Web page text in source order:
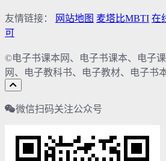
友情链接： 网站地图 麦塔比MBTI 在
可
©电子书课本网、电子书课本、电子
网、电子教科书、电子教材、电子书
微信扫码关注公众号